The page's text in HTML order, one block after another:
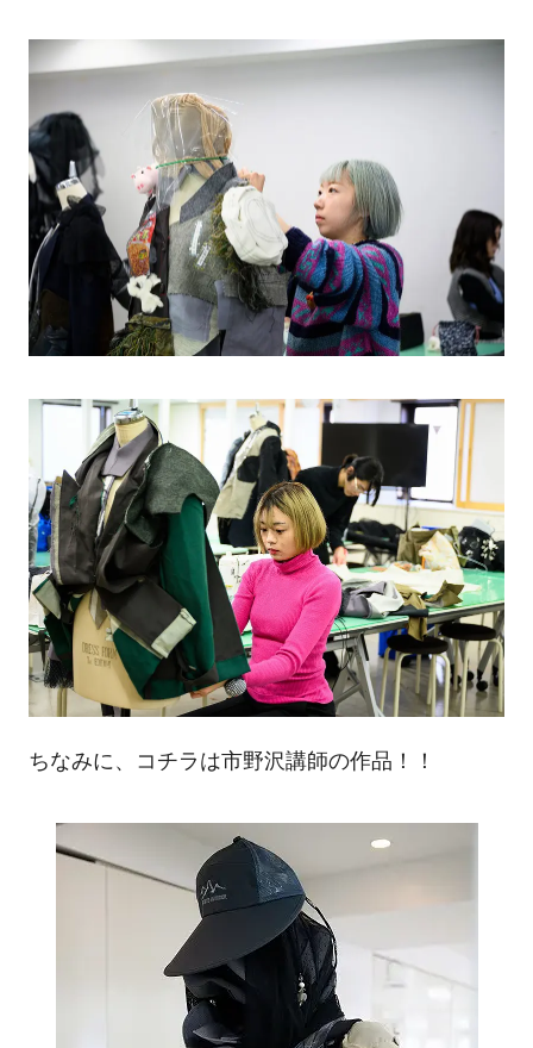
ちなみに、コチラは市野沢講師の作品！！